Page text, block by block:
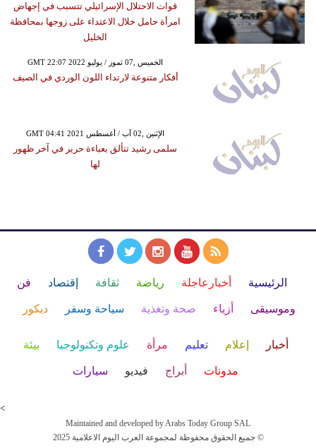
قوات الاحتلال الإسرائيلي تتسبب في إجهاض
امرأة حامل خلال الاعتداء على زوجها بمحافظة
الخليل
GMT 22:07 2022 الخميس ,07 تموز / يوليو
أفكار متنوعة لارتداء اللون الوردي في الصيف
GMT 04:41 2021 الإثنين ,02 آب / أغسطس
سلمى رشيد تتألق بعباءة حرير في آخر ظهور
لها
الرئيسية أخبارعاجلة رياضة ثقافة إقتصاد فن
وموسيقى أزياء صحة وتغذية سياحة وسفر ديكور
أخبار إعلام تعليم مرأة علوم وتكنولوجيا بيئة
مدونات أبراج فيديو سيارات
<
Maintained and developed by Arabs Today Group SAL
جميع الحقوق محفوظة لمجموعة العرب اليوم الاعلامية 2025 ©